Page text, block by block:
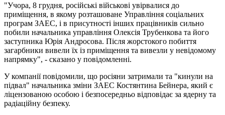
"Учора, 8 грудня, російські військові увірвалися до
приміщення, в якому розташоване Управління соціальних
програм ЗАЕС, і в присутності інших працівників сильно
побили начальника управління Олексія Трубенкова та його
заступника Юрія Андросова. Після жорстокого побиття
загарбники вивели їх із приміщення та вивезли у невідомому
напрямку", - сказано у повідомленні.
У компанії повідомили, що росіяни затримали та "кинули на
підвал" начальника зміни ЗАЕС Костянтина Бейнера, який є
ліцензованою особою і безпосередньо відповідає за ядерну та
радіаційну безпеку.